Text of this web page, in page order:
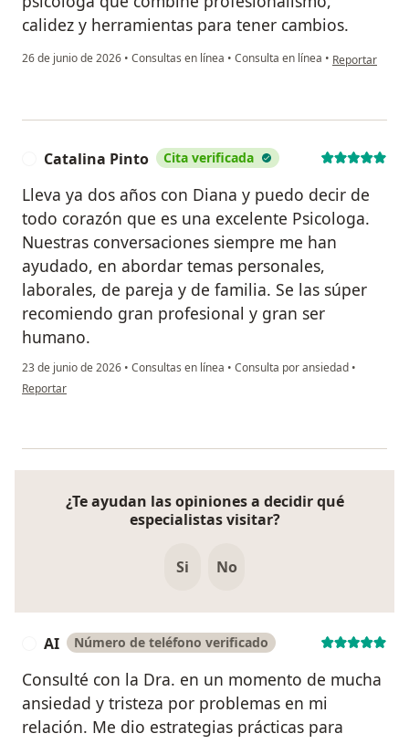
calidez y herramientas para tener cambios.
26 de junio de 2026 • Consultas en línea • Consulta en línea • en opinión del
Reportar
Catalina Pinto Cita verificada
Lleva ya dos años con Diana y puedo decir de
todo corazón que es una excelente Psicologa.
Nuestras conversaciones siempre me han
ayudado, en abordar temas personales,
laborales, de pareja y de familia. Se las súper
recomiendo gran profesional y gran ser
humano.
23 de junio de 2026 • Consultas en línea • Consulta por ansiedad •
en opinión del usuario Catalina Pinto
Reportar
¿Te ayudan las opiniones a decidir qué
especialistas visitar?
Si No
AI Número de teléfono verificado
Consulté con la Dra. en un momento de mucha
ansiedad y tristeza por problemas en mi
relación. Me dio estrategias prácticas para